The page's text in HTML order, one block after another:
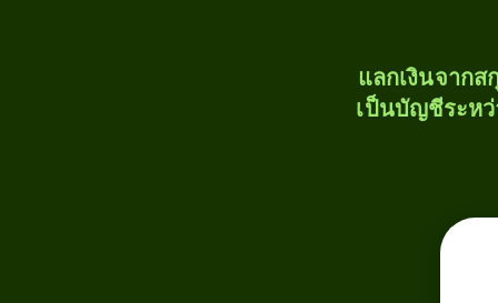
แลกเงินจากส
เป็นบัญชีระหว่